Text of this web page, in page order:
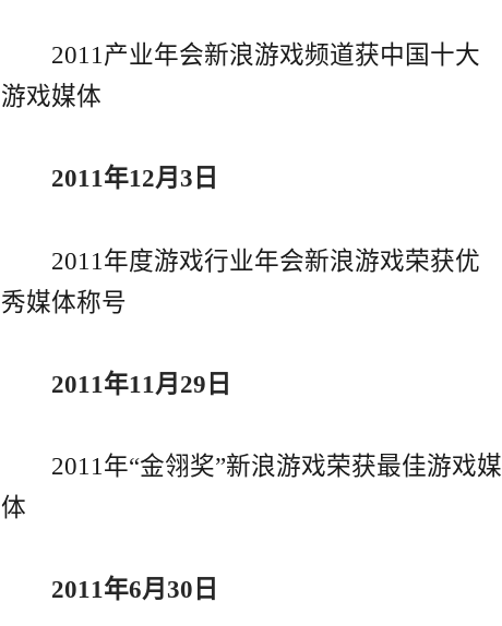
2011产业年会新浪游戏频道获中国十大
游戏媒体
2011年12月3日
2011年度游戏行业年会新浪游戏荣获优
秀媒体称号
2011年11月29日
2011年“金翎奖”新浪游戏荣获最佳游戏媒
体
2011年6月30日